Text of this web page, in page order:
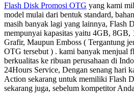
Flash Disk Promosi OTG yang kami
model mulai dari bentuk standard,
masih banyak lagi yang lainnya, Flash
mempunyai kapasitas yaitu 4GB, 8GB,
Grafir, Maupun Emboss ( Tergantung
OTG tersebut ) . kami banyak menjual
berkualitas ke ribuan perusahaan di
24Hours Service, Dengan senang hari
Action sekarang untuk memiliki Flash
sekarang juga, sebelum kompetitor